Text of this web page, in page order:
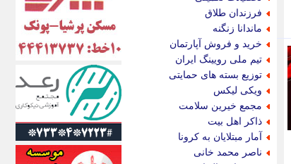
فرزندان طلاق
ماندانا زنگنه
خرید و فروش آپارتمان
تیم ملی رویینگ ایران
توزیع بسته های حمایتی
ویکی لیکس
مجمع خیرین سلامت
ذاکر اهل بیت
آمار مبتلایان به کرونا
ناصر محمد خانی
ایراف
ایران آرت
ایران آنلاین
ایران زندگی
ایران فوری
ایرانی روز
ایرانیتال
ایرنا
ایسکانیوز
ایسنا
ایکنا